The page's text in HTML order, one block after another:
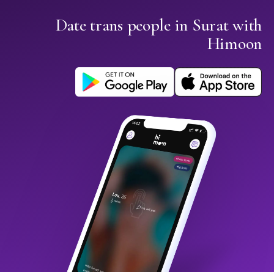
Date trans people in Surat with
Himoon